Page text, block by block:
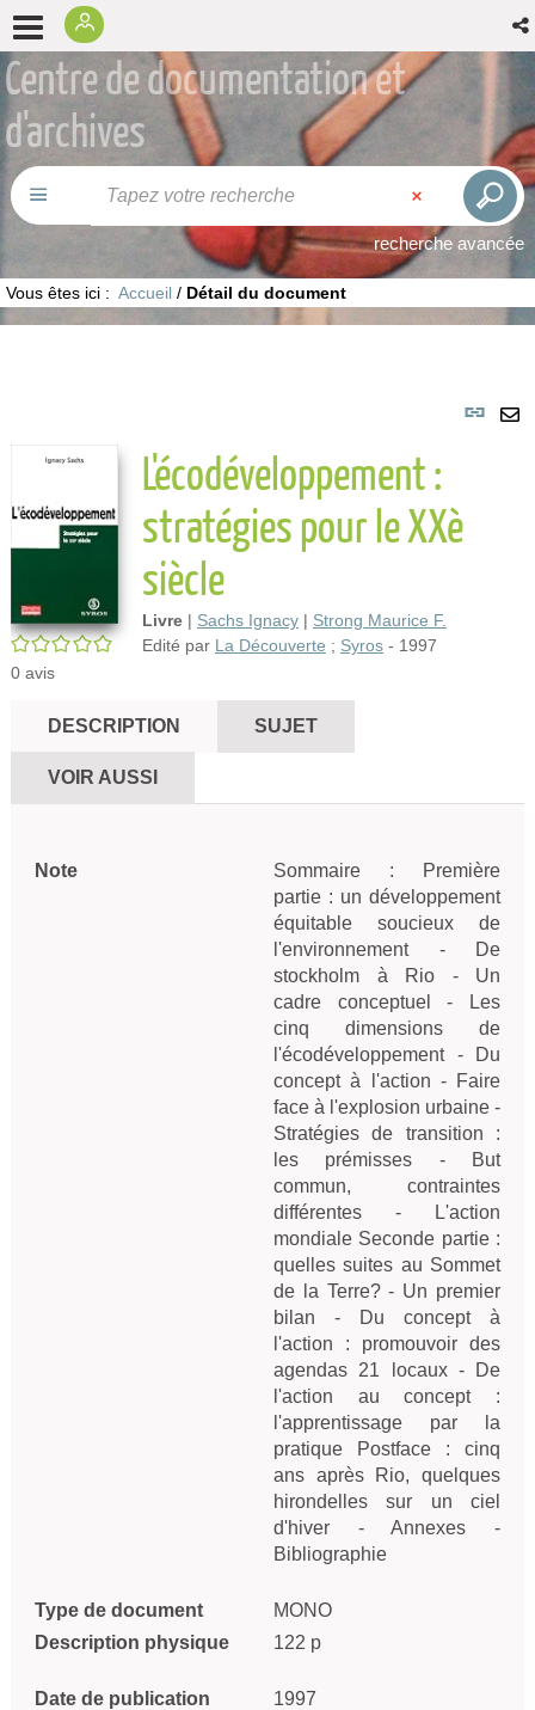
Centre de documentation et
d'archives
recherche avancée
Vous êtes ici : Accueil / Détail du document
/5
0 avis
L'écodéveloppement :
stratégies pour le XXè
siècle
Livre | Sachs Ignacy | Strong Maurice F.
Edité par La Découverte ; Syros - 1997
DESCRIPTION SUJET
VOIR AUSSI
Note
Sommaire : Première
partie : un développement
équitable soucieux de
l'environnement - De
stockholm à Rio - Un
cadre conceptuel - Les
cinq dimensions de
l'écodéveloppement - Du
concept à l'action - Faire
face à l'explosion urbaine -
Stratégies de transition :
les prémisses - But
commun, contraintes
différentes - L'action
mondiale Seconde partie :
quelles suites au Sommet
de la Terre? - Un premier
bilan - Du concept à
l'action : promouvoir des
agendas 21 locaux - De
l'action au concept :
l'apprentissage par la
pratique Postface : cinq
ans après Rio, quelques
hirondelles sur un ciel
d'hiver - Annexes -
Bibliographie
Type de document
MONO
Description physique
122 p
Date de publication 1997